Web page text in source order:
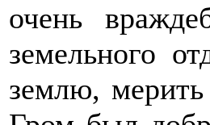
очень
земельного
землю, мерить